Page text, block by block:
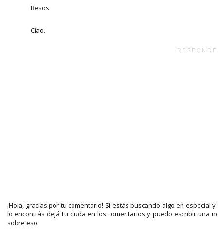
Besos.
Ciao.
¡Hola, gracias por tu comentario! Si estás buscando algo en especial y
lo encontrás dejá tu duda en los comentarios y puedo escribir una
sobre eso.